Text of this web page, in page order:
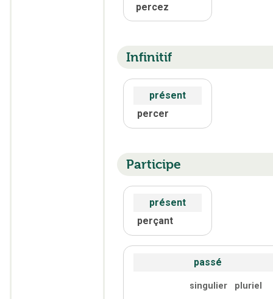
percez
Infinitif
présent
percer
Participe
présent
perçant
passé
singulier
pluriel